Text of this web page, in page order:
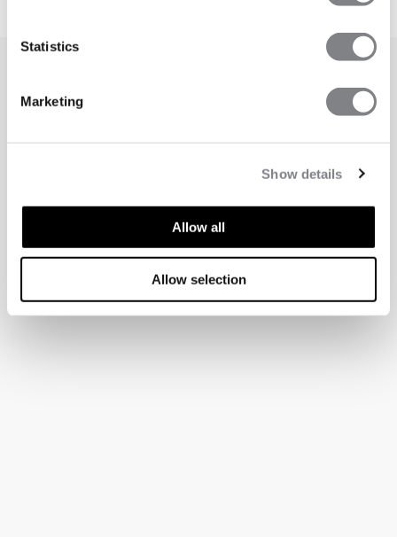
Statistics
Marketing
Show details
Allow all
Allow selection